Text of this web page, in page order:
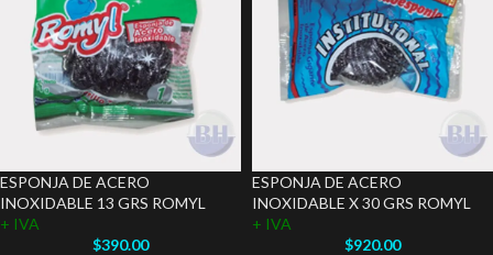
ESPONJA DE ACERO
INOXIDABLE 13 GRS ROMYL
+ IVA
$390.00
ESPONJA DE ACERO
INOXIDABLE X 30 GRS ROMYL
+ IVA
$920.00